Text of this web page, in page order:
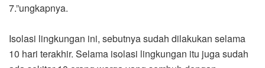
7.”ungkapnya.
Isolasi lingkungan ini, sebutnya sudah dilakukan selama
10 hari terakhir. Selama isolasi lingkungan itu juga sudah